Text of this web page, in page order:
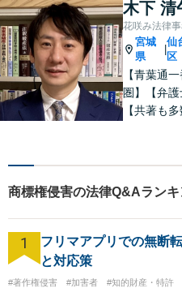
談下さい。
木下 清
花咲み法律
宮城
県
仙
区
【青葉通
圏】【弁護
【共著も
通した深
も熟知。
商標権侵害の法律Q&Aランキ
1
フリマアプリでの無断
と対応策
#著作権侵害 #加害者 #知的財産・特許